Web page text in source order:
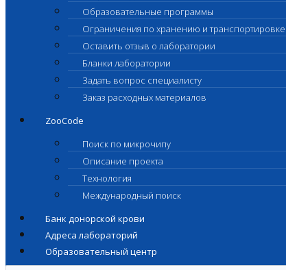
Образовательные программы
Ограничения по хранению и транспортировке
Оставить отзыв о лаборатории
Бланки лаборатории
Задать вопрос специалисту
Заказ расходных материалов
ZooCode
Поиск по микрочипу
Описание проекта
Технология
Международный поиск
Банк донорской крови
Адреса лабораторий
Образовательный центр